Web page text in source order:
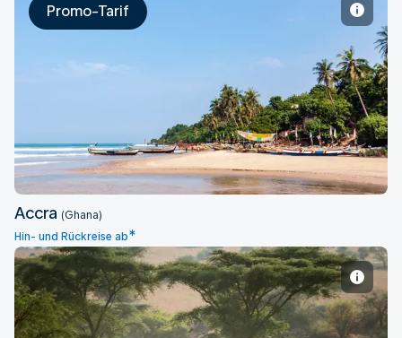
Accra
Promo-Tarif
Accra (Ghana)
Hin- und Rückreise ab*